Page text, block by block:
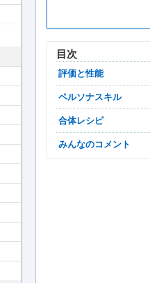
目次
評価と性能
ペルソナスキル
合体レシピ
みんなのコメント